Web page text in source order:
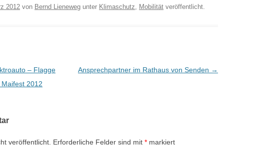
2012 von Bernd Lieneweg unter Klimaschutz Mobilität veröffentlicht.
– Flagge
2012
Ansprechpartner im Rathaus von Senden →
veröffentlicht. Erforderliche Felder sind mit * markiert